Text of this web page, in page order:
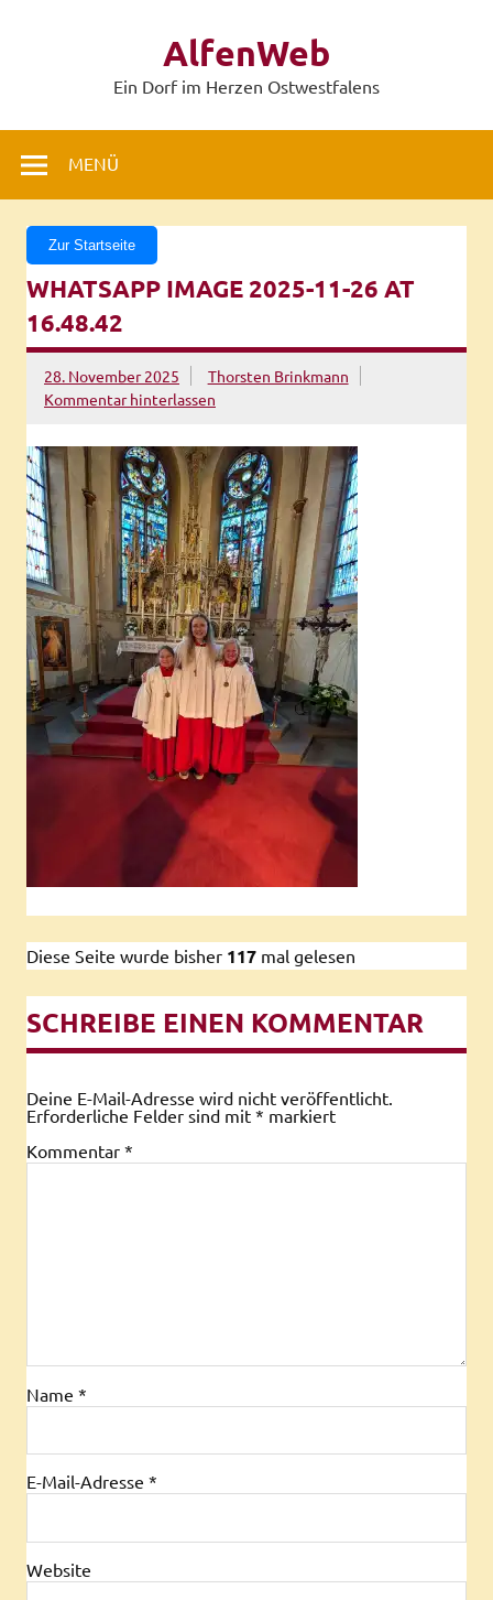
AlfenWeb
Ein Dorf im Herzen Ostwestfalens
MENÜ
Zur Startseite
WHATSAPP IMAGE 2025-11-26 AT
16.48.42
28. November 2025
Thorsten Brinkmann
Kommentar hinterlassen
Diese Seite wurde bisher 117 mal gelesen
SCHREIBE EINEN KOMMENTAR
Deine E-Mail-Adresse wird nicht veröffentlicht.
Erforderliche Felder sind mit * markiert
Kommentar *
Name *
E-Mail-Adresse *
Website